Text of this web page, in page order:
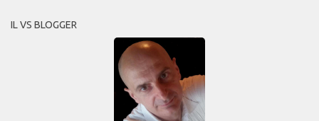
IL VS BLOGGER